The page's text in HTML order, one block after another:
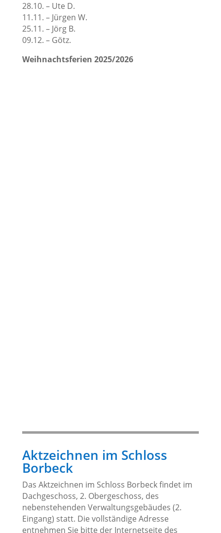
28.10. – Ute D.
11.11. – Jürgen W.
25.11. – Jörg B.
09.12. – Götz.
Weihnachtsferien 2025/2026
Aktzeichnen im Schloss
Borbeck
Das Aktzeichnen im Schloss Borbeck findet im
Dachgeschoss, 2. Obergeschoss, des
nebenstehenden Verwaltungsgebäudes (2.
Eingang) statt. Die vollständige Adresse
entnehmen Sie bitte der Internetseite des